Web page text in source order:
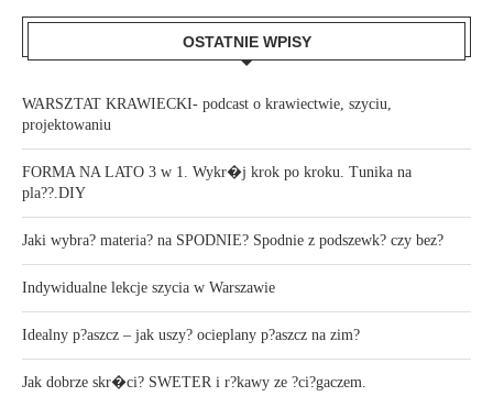
OSTATNIE WPISY
WARSZTAT KRAWIECKI- podcast o krawiectwie, szyciu,
projektowaniu
FORMA NA LATO 3 w 1. Wykr�j krok po kroku. Tunika na
pla??.DIY
Jaki wybra? materia? na SPODNIE? Spodnie z podszewk? czy bez?
Indywidualne lekcje szycia w Warszawie
Idealny p?aszcz – jak uszy? ocieplany p?aszcz na zim?
Jak dobrze skr�ci? SWETER i r?kawy ze ?ci?gaczem.